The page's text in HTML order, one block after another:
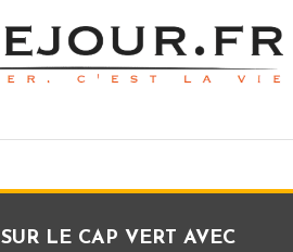
LE CAP VERT AVEC